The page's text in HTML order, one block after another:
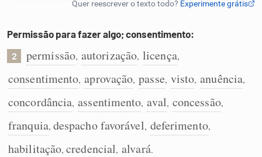
Caça-palavras
Sinônimos
Permissão para fazer algo; consentimento:
2 permissão, autorização, licença,
consentimento, aprovação, passe, visto, anuência,
concordância, assentimento, aval, concessão,
franquia, despacho favorável, deferimento,
habilitação,credencial, alvará.